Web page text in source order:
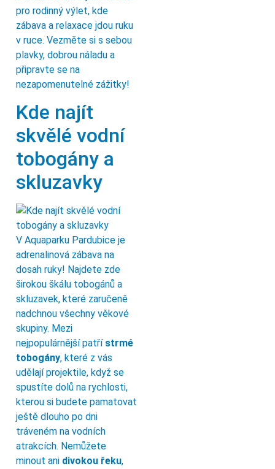
pro rodinný výlet, kde
zábava a relaxace jdou ruku
v ruce. Vezměte si s sebou
plavky, dobrou náladu a
připravte se na
nezapomenutelné zážitky!
Kde najít
skvělé vodní
tobogány a
skluzavky
V Aquaparku Pardubice je
adrenalinová zábava na
dosah ruky! Najdete zde
širokou škálu tobogánů a
skluzavek, které zaručeně
nadchnou všechny věkové
skupiny. Mezi
nejpopulárnější patří strmé
tobogány, které z vás
udělají projektile, když se
spustíte dolů na rychlosti,
kterou si budete pamatovat
ještě dlouho po dni
tráveném na vodních
atrakcích. Nemůžete
minout ani divokou řeku,